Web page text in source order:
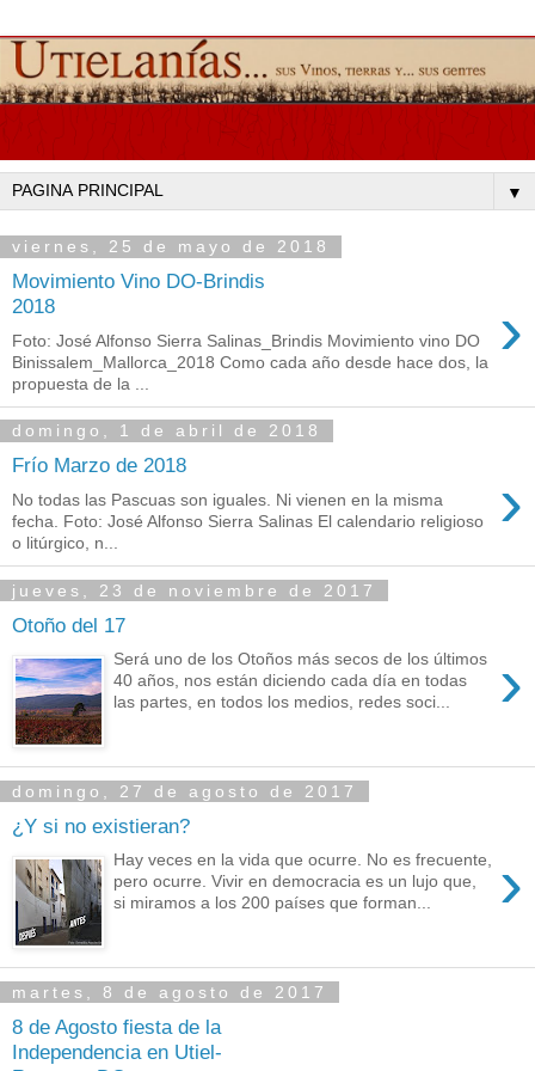
▼
viernes, 25 de mayo de 2018
Movimiento Vino DO-Brindis
2018
›
Foto: José Alfonso Sierra Salinas_Brindis Movimiento vino DO
Binissalem_Mallorca_2018 Como cada año desde hace dos, la
propuesta de la ...
domingo, 1 de abril de 2018
Frío Marzo de 2018 ›
No todas las Pascuas son iguales. Ni vienen en la misma
fecha. Foto: José Alfonso Sierra Salinas El calendario religioso
o litúrgico, n...
jueves, 23 de noviembre de 2017
Otoño del 17
›
Será uno de los Otoños más secos de los últimos
40 años, nos están diciendo cada día en todas
las partes, en todos los medios, redes soci...
domingo, 27 de agosto de 2017
¿Y si no existieran?
›
Hay veces en la vida que ocurre. No es frecuente,
pero ocurre. Vivir en democracia es un lujo que,
si miramos a los 200 países que forman...
martes, 8 de agosto de 2017
8 de Agosto fiesta de la
Independencia en Utiel-